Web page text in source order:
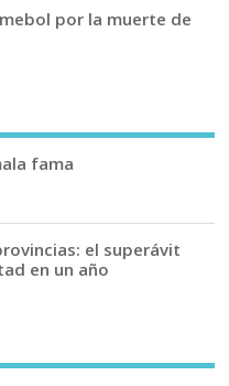
por la muerte de
fama
el superávit
en un año